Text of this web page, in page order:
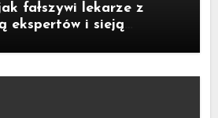
fałszywi lekarze z
ekspertów i sieją